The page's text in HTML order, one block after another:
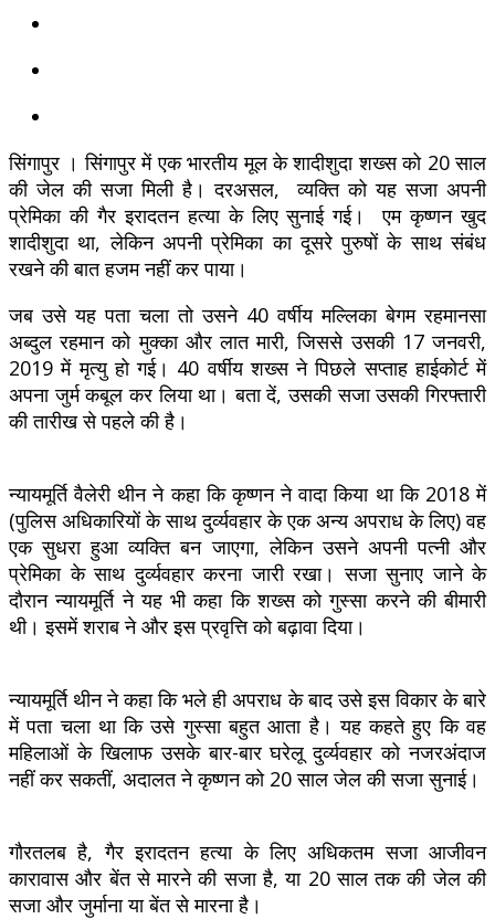
सिंगापुर । सिंगापुर में एक भारतीय मूल के शादीशुदा शख्स को 20 साल
की जेल की सजा मिली है। दरअसल, व्यक्ति को यह सजा अपनी
प्रेमिका की गैर इरादतन हत्या के लिए सुनाई गई। एम कृष्णन खुद
शादीशुदा था, लेकिन अपनी प्रेमिका का दूसरे पुरुषों के साथ संबंध
रखने की बात हजम नहीं कर पाया।
जब उसे यह पता चला तो उसने 40 वर्षीय मल्लिका बेगम रहमानसा
अब्दुल रहमान को मुक्का और लात मारी, जिससे उसकी 17 जनवरी,
2019 में मृत्यु हो गई। 40 वर्षीय शख्स ने पिछले सप्ताह हाईकोर्ट में
अपना जुर्म कबूल कर लिया था। बता दें, उसकी सजा उसकी गिरफ्तारी
की तारीख से पहले की है।
न्यायमूर्ति वैलेरी थीन ने कहा कि कृष्णन ने वादा किया था कि 2018 में
(पुलिस अधिकारियों के साथ दुर्व्यवहार के एक अन्य अपराध के लिए) वह
एक सुधरा हुआ व्यक्ति बन जाएगा, लेकिन उसने अपनी पत्नी और
प्रेमिका के साथ दुर्व्यवहार करना जारी रखा। सजा सुनाए जाने के
दौरान न्यायमूर्ति ने यह भी कहा कि शख्स को गुस्सा करने की बीमारी
थी। इसमें शराब ने और इस प्रवृत्ति को बढ़ावा दिया।
न्यायमूर्ति थीन ने कहा कि भले ही अपराध के बाद उसे इस विकार के बारे
में पता चला था कि उसे गुस्सा बहुत आता है। यह कहते हुए कि वह
महिलाओं के खिलाफ उसके बार-बार घरेलू दुर्व्यवहार को नजरअंदाज
नहीं कर सकतीं, अदालत ने कृष्णन को 20 साल जेल की सजा सुनाई।
गौरतलब है, गैर इरादतन हत्या के लिए अधिकतम सजा आजीवन
कारावास और बेंत से मारने की सजा है, या 20 साल तक की जेल की
सजा और जुर्माना या बेंत से मारना है।